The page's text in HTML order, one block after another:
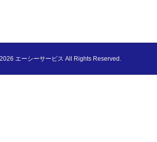
エーシーサービス All Rights Reserved.